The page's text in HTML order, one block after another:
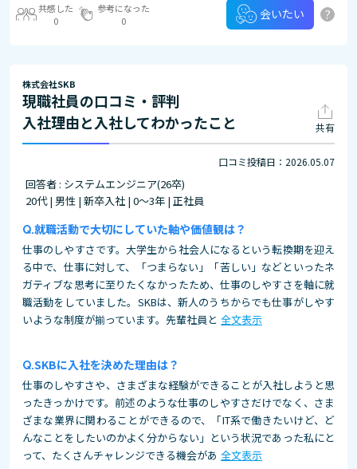
共感した
0
参考になった
0
会いたい ?
株式会社SKB
現職社員の口コミ・評判
入社理由と入社してわかったこと
共有
口コミ投稿日：2026.05.07
回答者 : システムエンジニア(26卒)
20代 | 男性 | 新卒入社 | 0～3年 | 正社員
就職活動で大切にしていた軸や価値観は？
仕事のしやすさです。大学生から社会人になるという転換期を迎え
る中で、仕事に対して、「つまらない」「苦しい」などといったネ
ガティブな思考に至りたくなかったため、仕事のしやすさを軸に就
職活動をしていました。SKBは、新人のうちからでも仕事がしやす
いような制度が揃っています。先輩社員と 全文表示
SKBに入社を決めた理由は？
仕事のしやすさや、さまざまな経験ができることが入社しようと思
ったきっかけです。前述のような仕事のしやすさだけでなく、さま
ざまな業界に関わることができるので、「IT系で働きたいけど、ど
んなことをしたいのかよく分からない」という状況であった私にと
って、たくさんチャレンジできる機会があ 全文表示